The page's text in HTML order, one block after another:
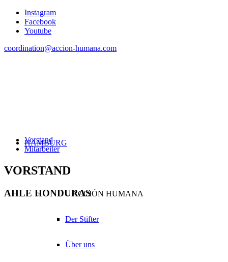
Instagram
Facebook
Youtube
coordination@accion-humana.com
HAMBURG
ACCIÓN HUMANA
Der Stifter
Über uns
Vorstand
Mitarbeiter
VORSTAND
AHLE HONDURAS